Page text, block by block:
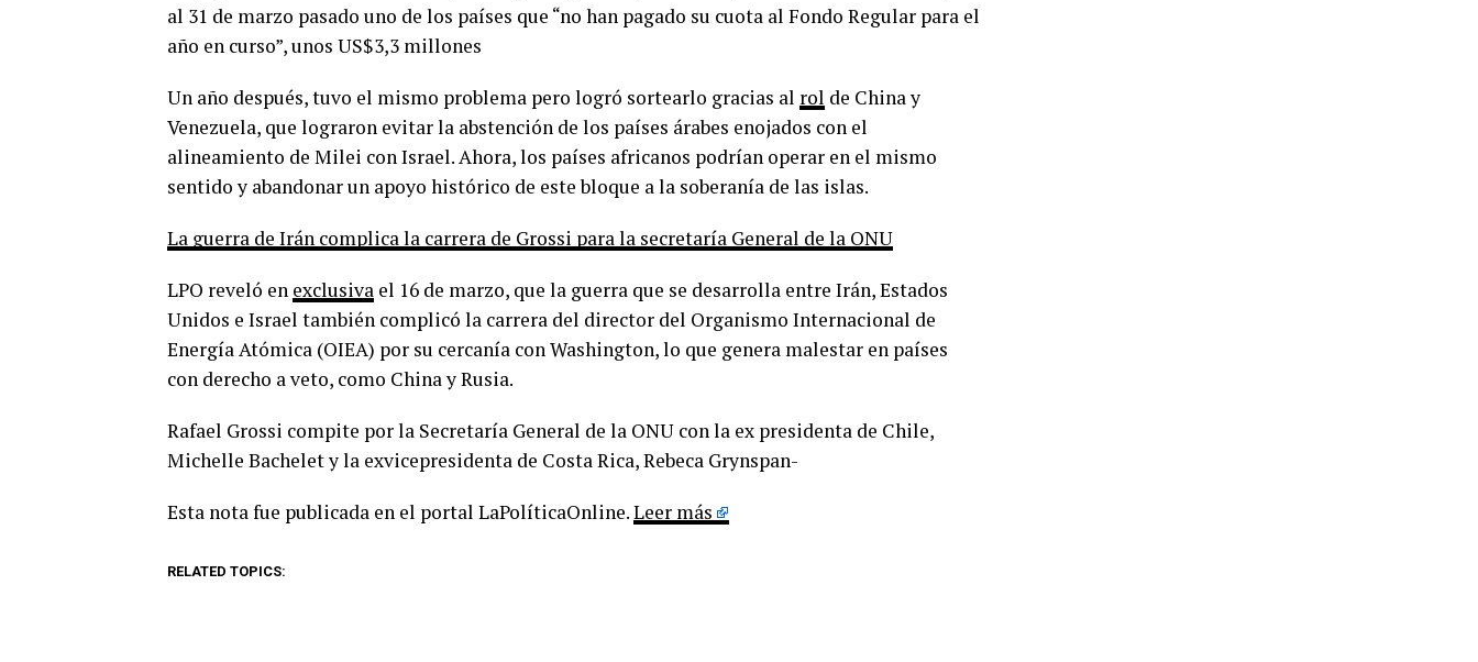
al 31 de marzo pasado uno de los países que “no han pagado su cuota al Fondo Regular para el
año en curso”, unos US$3,3 millones
Un año después, tuvo el mismo problema pero logró sortearlo gracias al rol de China y
Venezuela, que lograron evitar la abstención de los países árabes enojados con el
alineamiento de Milei con Israel. Ahora, los países africanos podrían operar en el mismo
sentido y abandonar un apoyo histórico de este bloque a la soberanía de las islas.
La guerra de Irán complica la carrera de Grossi para la secretaría General de la ONU
LPO reveló en exclusiva el 16 de marzo, que la guerra que se desarrolla entre Irán, Estados
Unidos e Israel también complicó la carrera del director del Organismo Internacional de
Energía Atómica (OIEA) por su cercanía con Washington, lo que genera malestar en países
con derecho a veto, como China y Rusia.
Rafael Grossi compite por la Secretaría General de la ONU con la ex presidenta de Chile,
Michelle Bachelet y la exvicepresidenta de Costa Rica, Rebeca Grynspan-
Esta nota fue publicada en el portal LaPolíticaOnline.Leer más
RELATED TOPICS: